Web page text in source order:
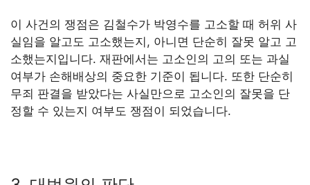
이 사건의 쟁점은 김철수가 박영수를 고소할 때 허위 사
실임을 알고도 고소했는지, 아니면 단순히 잘못 알고 고
소했는지입니다. 재판에서는 고소인의 고의 또는 과실
여부가 손해배상의 중요한 기준이 됩니다. 또한 단순히
무죄 판결을 받았다는 사실만으로 고소인의 잘못을 단
정할 수 있는지 여부도 쟁점이 되었습니다.